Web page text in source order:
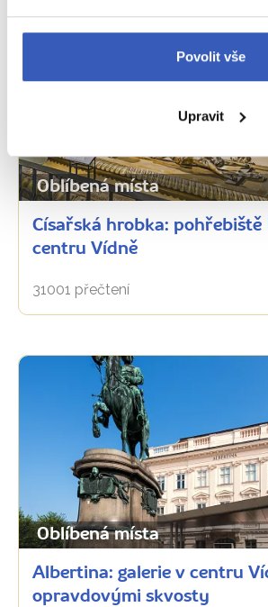
Povolit vše
Upravit
Oblíbená místa
Císařská hrobka:
centru Vídně
31001 přečtení
Oblíbená místa
Albertina: galerie v centru
opravdovými skvosty